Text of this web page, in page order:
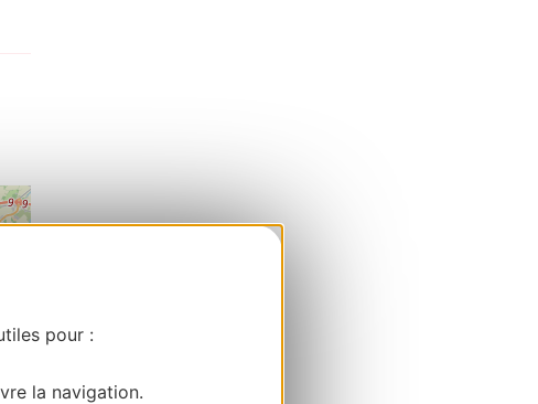
pour :
la navigation.